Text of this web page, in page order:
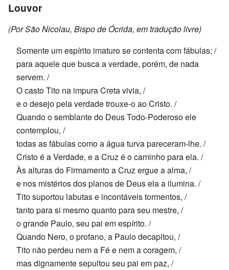
Louvor
(Por São Nicolau, Bispo de Ócrida, em tradução livre)
Somente um espírito imaturo se contenta com fábulas; /
para aquele que busca a verdade, porém, de nada
servem. /
O casto Tito na impura Creta vivia, /
e o desejo pela verdade trouxe-o ao Cristo. /
Quando o semblante do Deus Todo-Poderoso ele
contemplou, /
todas as fábulas como a água turva pareceram-lhe. /
Cristo é a Verdade, e a Cruz é o caminho para ela. /
Às alturas do Firmamento a Cruz ergue a alma, /
e nos mistérios dos planos de Deus ela a ilumina. /
Tito suportou labutas e incontáveis tormentos, /
tanto para si mesmo quanto para seu mestre, /
o grande Paulo, seu pai em espírito. /
Quando Nero, o profano, a Paulo decapitou, /
Tito não perdeu nem a Fé e nem a coragem, /
mas dignamente sepultou seu pai em paz, /